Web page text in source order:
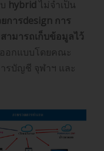
hybrid ไม่จำเป็น
การdesign การ
สามารถเก็บข้อมูลไว้
อกแบบโดยคณะ
รบัญชี จุฬาฯ และ